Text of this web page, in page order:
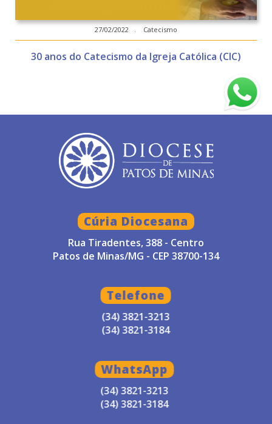
27/02/2022 . Catecismo
30 anos do Catecismo da Igreja Católica (CIC)
Cúria Diocesana
Rua Tiradentes, 388 - Centro
Patos de Minas/MG - CEP 38700-134
Telefone
(34) 3821-3213
(34) 3821-3184
WhatsApp
(34) 3821-3213
(34) 3821-3184